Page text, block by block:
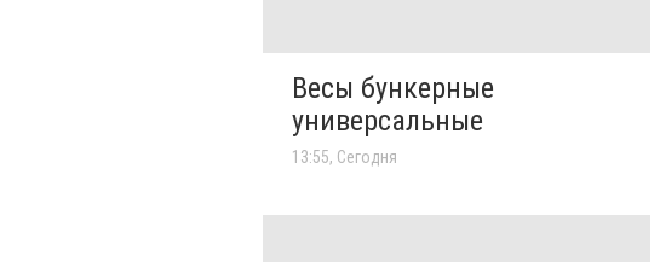
Весы бункерные
универсальные
13:55, Сегодня